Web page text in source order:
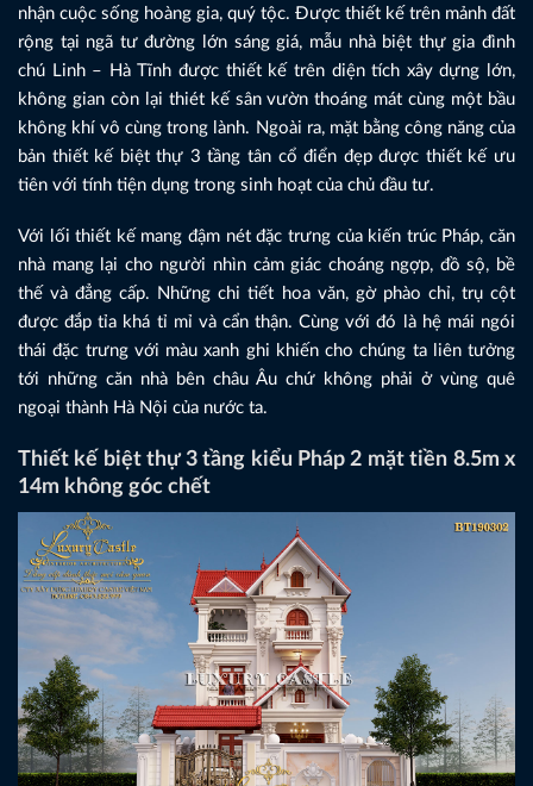
nhận cuộc sống hoàng gia, quý tộc. Được thiết kế trên mảnh đất
rộng tại ngã tư đường lớn sáng giá, mẫu nhà biệt thự gia đình
chú Linh – Hà Tĩnh được thiết kế trên diện tích xây dựng lớn,
không gian còn lại thiét kế sân vườn thoáng mát cùng một bầu
không khí vô cùng trong lành. Ngoài ra, mặt bằng công năng của
bản thiết kế biệt thự 3 tầng tân cổ điển đẹp được thiết kế ưu
tiên với tính tiện dụng trong sinh hoạt của chủ đầu tư.
Với lối thiết kế mang đậm nét đặc trưng của kiến trúc Pháp, căn
nhà mang lại cho người nhìn cảm giác choáng ngợp, đồ sộ, bề
thế và đẳng cấp. Những chi tiết hoa văn, gờ phào chỉ, trụ cột
được đắp tỉa khá tỉ mỉ và cẩn thận. Cùng với đó là hệ mái ngói
thái đặc trưng với màu xanh ghi khiến cho chúng ta liên tưởng
tới những căn nhà bên châu Âu chứ không phải ở vùng quê
ngoại thành Hà Nội của nước ta.
Thiết kế biệt thự 3 tầng kiểu Pháp 2 mặt tiền 8.5m x
14m không góc chết